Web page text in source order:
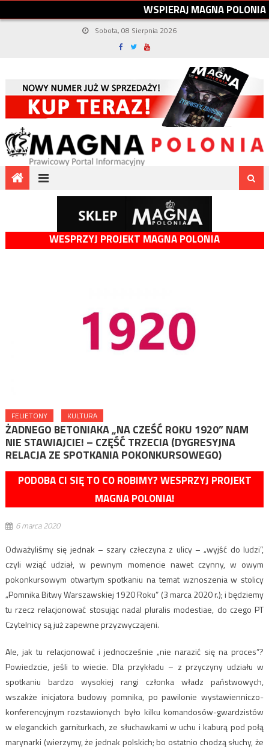
WSPIERAJMAGNAPOLONIA
Sobota, 08 Sierpnia 2026
WESPRZYJ PROJEKT MAGNA POLONIA
FELIETONY KULTURA
ŻADNEGO BETONIAKA „NA CZEŚĆ ROKU 1920” NAM
NIE STAWIAJCIE! – CZĘŚĆ TRZECIA (DYGRESYJNA
RELACJA ZE SPOTKANIA POKONKURSOWEGO)
PODOBA CI SIĘ TO CO ROBIMY? WESPRZYJ PROJEKT
MAGNA POLONIA!
6 marca 2020
Odważyliśmy się jednak – szary człeczyna z ulicy – „wyjść do ludzi”,
czyli wziąć udział, w pewnym momencie nawet czynny, w owym
pokonkursowym otwartym spotkaniu na temat wznoszenia w stolicy
„Pomnika Bitwy Warszawskiej 1920 Roku” (3 marca 2020 r.); i będziemy
tu rzecz relacjonować stosując nadal pluralis modestiae, do czego PT
Czytelnicy są już zapewne przyzwyczajeni.
Ale, jak tu relacjonować i jednocześnie „nie narazić się na proces”?
Powiedzcie, jeśli to wiecie. Dla przykładu – z przyczyny udziału w
spotkaniu bardzo wysokiej rangi członka władz państwowych,
wszakże inicjatora budowy pomnika, po pawilonie wystawienniczo-
konferencyjnym rozstawionych było kilku komandosów-gwardzistów
w eleganckich garniturkach, ze słuchawkami w uchu i kaburą pod połą
marynarki (wierzymy, że jednak polskich; bo ostatnio chodzą słuchy, że